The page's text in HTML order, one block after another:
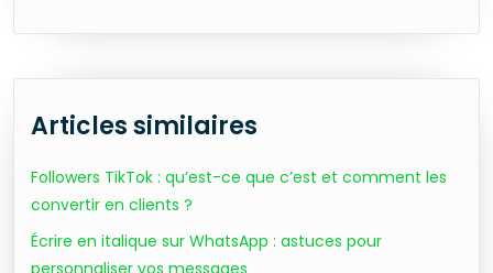
Articles similaires
Followers TikTok : qu’est-ce que c’est et comment les
convertir en clients ?
Écrire en italique sur WhatsApp : astuces pour
personnaliser vos messages